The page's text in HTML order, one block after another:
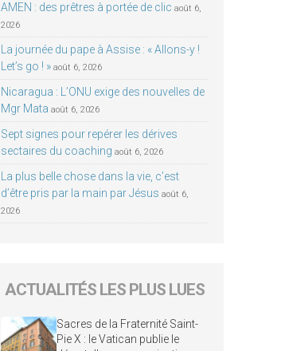
AMEN : des prêtres à portée de clic août 6,
2026
La journée du pape à Assise : « Allons-y !
Let’s go ! » août 6, 2026
Nicaragua : L’ONU exige des nouvelles de
Mgr Mata août 6, 2026
Sept signes pour repérer les dérives
sectaires du coaching août 6, 2026
La plus belle chose dans la vie, c’est
d’être pris par la main par Jésus août 6,
2026
ACTUALITÉS LES PLUS LUES
Sacres de la Fraternité Saint-
Pie X : le Vatican publie le